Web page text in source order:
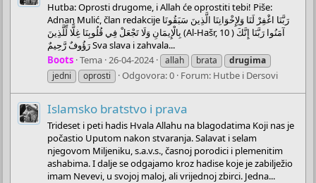
Hutba: Oprosti drugome, i Allah će oprostiti tebi! Piše:
Adnan Mulić, član redakcije رَبَّنَا اغْفِرْ لَنَا وَلِإِخْوَانِنَا الَّذِينَ سَبَقُونَا
بِالْإِيمَانِ وَلَا تَجْعَلْ فِي قُلُوبِنَا غِلًّا لِّلَّذِينَ (Al-Hašr, 10 ) آمَنُوا رَبَّنَا إِنَّكَ
رَؤُوفٌ رَّحِيمٌ Sva slava i zahvala...
Boots Tema 26-04-2024 allah brata
drugima
jedni
oprosti Odgovora: 0 Forum: Hutbe i Dersovi
Islamsko bratstvo i prava
Trideset i peti hadis Hvala Allahu na blagodatima Koji nas je
počastio Uputom nakon stvaranja. Salavat i selam
njegovom Miljeniku, s.a.v.s., časnoj porodici i plemenitim
ashabima. I dalje se odgajamo kroz hadise koje je zabilježio
imam Nevevi, u svojoj maloj, ali vrijednoj zbirci. Jedna...